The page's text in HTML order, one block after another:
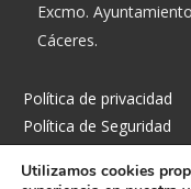
Excmo.
Cáceres.
Política de privacidad
Política de Seguridad
Accesibilidad
Utilizamos cookies